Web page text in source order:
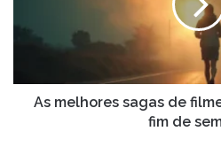
para
maratonar
fim
As melhores sagas de
fim de